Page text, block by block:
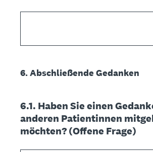
6. Abschließende Gedanken
6.1. Haben Sie einen
anderen Patientinnen
möchten? (Offene Frage)